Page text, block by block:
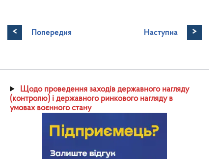
< Попередня Наступна >
Щодо проведення заходів державного нагляду
(контролю) і державного ринкового нагляду в
умовах воєнного стану